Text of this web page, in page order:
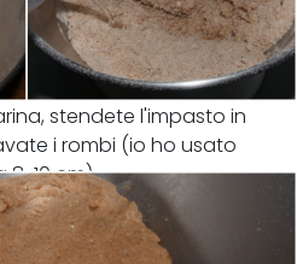
stendete l'impasto in
i rombi (io ho usato
8-10 cm).